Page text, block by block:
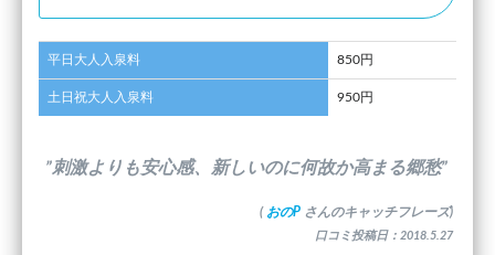
平日大人入泉料 850円
土日祝大人入泉料 950円
”刺激よりも安心感、新しいのに何故か高まる郷愁”
( おのP さんのキャッチフレーズ)
口コミ投稿日：2018.5.27